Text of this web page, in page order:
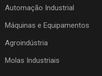
Automação Industrial
Máquinas e Equipamentos
Agroindústria
Molas Industriais